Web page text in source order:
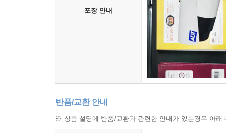
포장 안내
반품/교환 안내
※ 상품 설명에 반품/교환과 관련한 안내가 있는경우 아